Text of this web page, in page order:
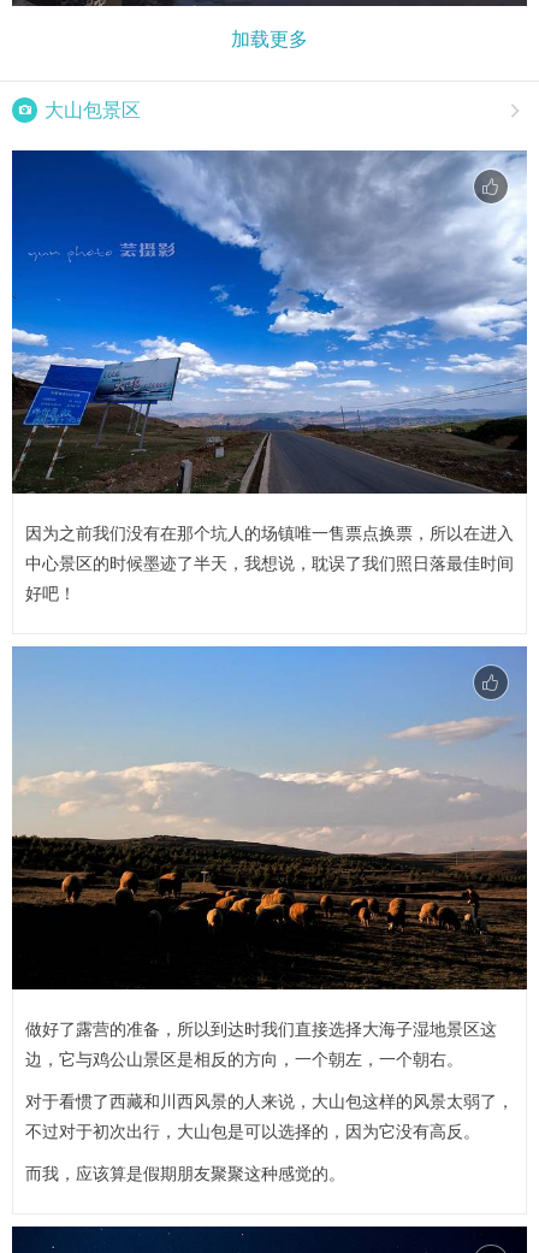
加载更多
 大山包景区 
因为之前我们没有在那个坑人的场镇唯一售票点换票，所以在进入
中心景区的时候墨迹了半天，我想说，耽误了我们照日落最佳时间
好吧！
做好了露营的准备，所以到达时我们直接选择大海子湿地景区这
边，它与鸡公山景区是相反的方向，一个朝左，一个朝右。
对于看惯了西藏和川西风景的人来说，大山包这样的风景太弱了，
不过对于初次出行，大山包是可以选择的，因为它没有高反。
而我，应该算是假期朋友聚聚这种感觉的。